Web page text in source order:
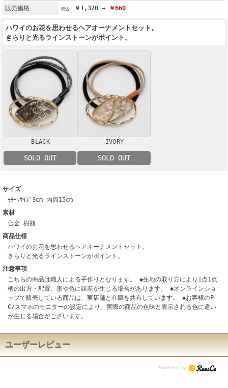
販売価格
￥1,320 → ￥660
ハワイのお花を思わせるヘアオーナメントセット。
きらりと光るラインストーンがポイント。
BLACK
SOLD OUT
IVORY
SOLD OUT
サイズ
ﾓﾁｰﾌｻｲｽﾞ3cm 内周15cm
素材
合金 樹脂
商品仕様
ハワイのお花を思わせるヘアオーナメントセット。
きらりと光るラインストーンがポイント。
注意事項
こちらの商品は職人による手作りとなります。 ◆生地の取り方により1点1点
柄の出方・配置、形や色に誤差が生じる場合があります。 ◆オンラインショ
ップで販売している商品は、実店舗と在庫を共有しています。 ◆お客様のP
C/スマホのモニターの設定により、実際の商品の色味と表示される色に違い
が生じる場合がございます。
ユーザーレビュー